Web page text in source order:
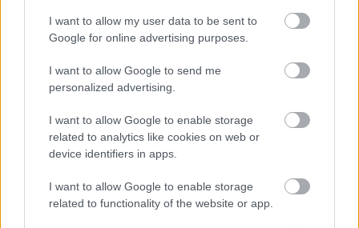
I want to allow my user data to be sent to
Google for online advertising purposes.
I want to allow Google to send me
personalized advertising.
I want to allow Google to enable storage
related to analytics like cookies on web or
device identifiers in apps.
I want to allow Google to enable storage
related to functionality of the website or app.
. Για αυτό, ας
αφήσουμε για λίγο τα κινητά στην άκρη και ας
απαραίτητη: στους ανθρώπους που μας
χρειάζονται πραγματικά όχι αύριο ή αργότερα,
αλλά τώρα.